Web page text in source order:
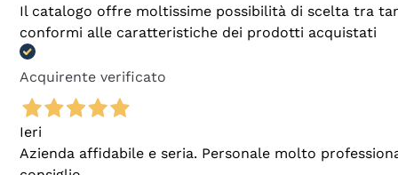
Il catalogo offre moltissime possibilità di scelta tra
conformi alle caratteristiche dei prodotti acquistati
Acquirente verificato
Ieri
Azienda affidabile e seria. Personale molto